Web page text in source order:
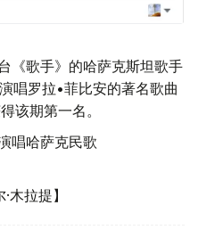
《歌手》的哈萨克斯坦歌手
唱罗拉•菲比安的著名歌曲
该期第一名。
唱哈萨克民歌
木拉提】